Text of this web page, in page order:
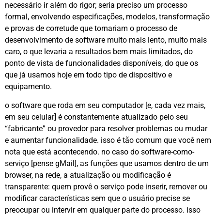
necessário ir além do rigor; seria preciso um processo
formal, envolvendo especificações, modelos, transformação
e provas de corretude que tornariam o processo de
desenvolvimento de software muito mais lento, muito mais
caro, o que levaria a resultados bem mais limitados, do
ponto de vista de funcionalidades disponíveis, do que os
que já usamos hoje em todo tipo de dispositivo e
equipamento.
o software que roda em seu computador [e, cada vez mais,
em seu celular] é constantemente atualizado pelo seu
“fabricante” ou provedor para resolver problemas ou mudar
e aumentar funcionalidade. isso é tão comum que você nem
nota que está acontecendo. no caso do software-como-
serviço [pense gMail], as funções que usamos dentro de um
browser, na rede, a atualização ou modificação é
transparente: quem provê o serviço pode inserir, remover ou
modificar características sem que o usuário precise se
preocupar ou intervir em qualquer parte do processo. isso